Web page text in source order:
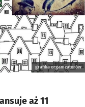
grafika organizatorów
aż 11